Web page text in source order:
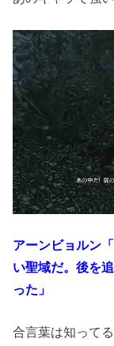
アーンビョルン
い聖域だ。後を
った」
合言葉は知って